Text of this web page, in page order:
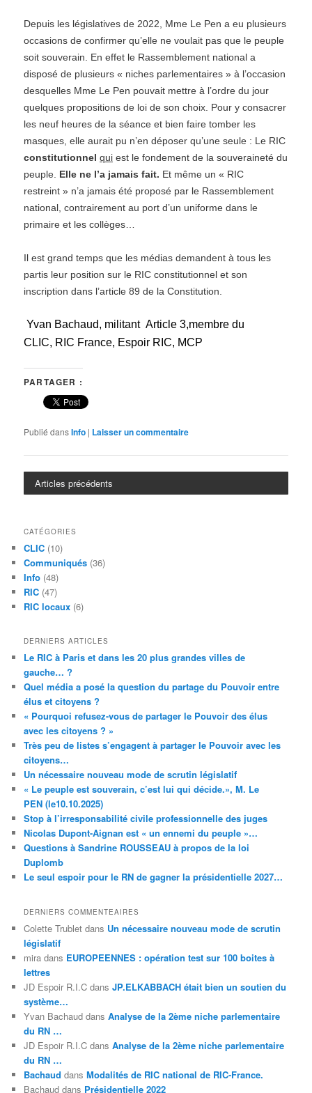
Depuis les législatives de 2022, Mme Le Pen a eu plusieurs
occasions de confirmer qu’elle ne voulait pas que le peuple
soit souverain. En effet le Rassemblement national a
disposé de plusieurs « niches parlementaires » à l’occasion
desquelles Mme Le Pen pouvait mettre à l’ordre du jour
quelques propositions de loi de son choix. Pour y consacrer
les neuf heures de la séance et bien faire tomber les
masques, elle aurait pu n’en déposer qu’une seule : Le RIC
constitutionnelqui est le fondement de la souveraineté du
peuple. Elle ne l’a jamais fait. Et même un « RIC
restreint » n’a jamais été proposé par le Rassemblement
national, contrairement au port d’un uniforme dans le
primaire et les collèges…
Il est grand temps que les médias demandent à tous les
partis leur position sur le RIC constitutionnel et son
inscription dans l’article 89 de la Constitution.
Yvan Bachaud, militantArticle 3,membre du
CLIC, RIC France, Espoir RIC, MCP
PARTAGER :
Publié dansInfo | Laisser un commentaire
Articles précédents
CATÉGORIES
CLIC (10)
Communiqués (36)
Info (48)
RIC (47)
RIC locaux (6)
DERNIERS ARTICLES
Le RIC à Paris et dans les 20 plus grandes villes de
gauche… ?
Quel média a posé la question du partage du Pouvoir entre
élus et citoyens ?
« Pourquoi refusez-vous de partager le Pouvoir des élus
avec les citoyens ? »
Très peu de listes s’engagent à partager le Pouvoir avec les
citoyens…
Un nécessaire nouveau mode de scrutin législatif
« Le peuple est souverain, c’est lui qui décide.», M. Le
PEN (le10.10.2025)
Stop à l’irresponsabilité civile professionnelle des juges
Nicolas Dupont-Aignan est « un ennemi du peuple »…
Questions à Sandrine ROUSSEAU à propos de la loi
Duplomb
Le seul espoir pour le RN de gagner la présidentielle 2027…
DERNIERS COMMENTEAIRES
Colette Trublet dans Un nécessaire nouveau mode de scrutin
législatif
mira dans EUROPEENNES : opération test sur 100 boites à
lettres
JD Espoir R.I.C dansJP.ELKABBACH était bien un soutien du
système…
Yvan Bachaud dansAnalyse de la 2ème niche parlementaire
du RN …
JD Espoir R.I.C dansAnalyse de la 2ème niche parlementaire
du RN …
Bachaud dansModalités de RIC national de RIC-France.
Bachaud dans Présidentielle 2022